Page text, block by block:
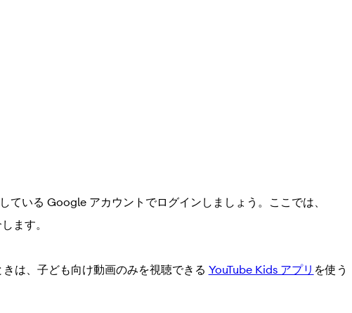
ている Google アカウントでログインしましょう。ここでは、
ます。
は、子ども向け動画のみを視聴できる YouTube Kids アプリ を使う